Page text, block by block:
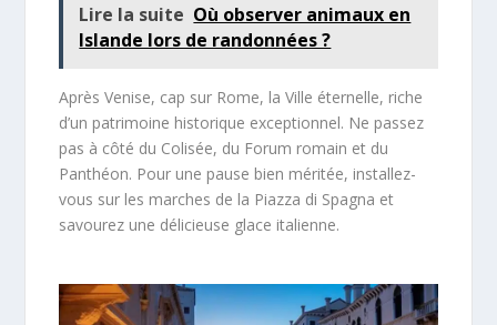
Lire la suite Où observer animaux en
Islande lors de randonnées ?
Après Venise, cap sur Rome, la Ville éternelle, riche
d’un patrimoine historique exceptionnel. Ne passez
pas à côté du Colisée, du Forum romain et du
Panthéon. Pour une pause bien méritée, installez-
vous sur les marches de la Piazza di Spagna et
savourez une délicieuse glace italienne.